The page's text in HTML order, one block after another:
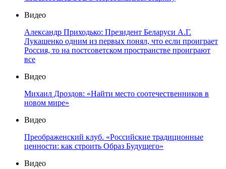
Видео
Александр Приходько: Президент Беларуси А.Г.
Лукашенко одним из первых понял, что если проиграет
Россия, то на постсоветском пространстве проиграют
все
Видео
Михаил Дроздов: «Найти место соотечественников в
новом мире»
Видео
Преображенский клуб. «Российские традиционные
ценности: как строить Образ Будущего»
Видео